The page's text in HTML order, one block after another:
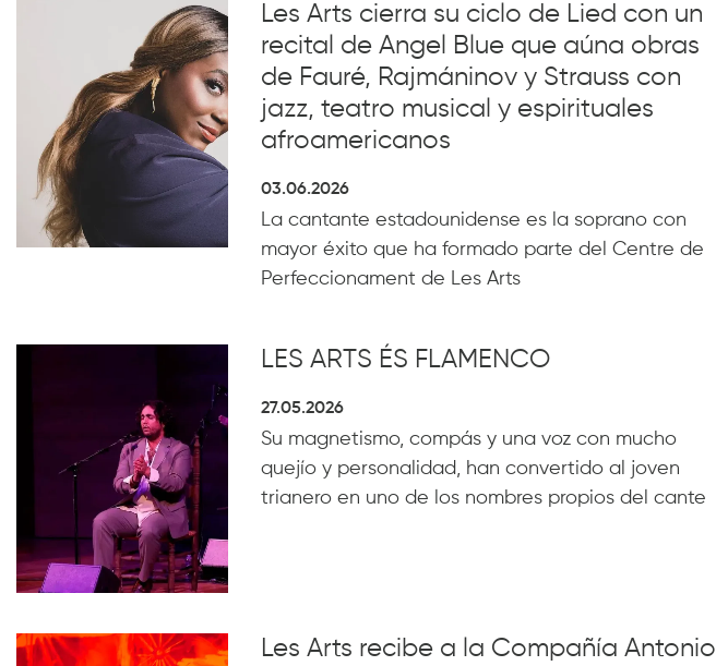
Les Arts cierra su ciclo de Lied con un
recital de Angel Blue que aúna obras
de Fauré, Rajmáninov y Strauss con
jazz, teatro musical y espirituales
afroamericanos
03.06.2026
La cantante estadounidense es la soprano con
mayor éxito que ha formado parte del Centre de
Perfeccionament de Les Arts
LES ARTS ÉS FLAMENCO
27.05.2026
Su magnetismo, compás y una voz con mucho
quejío y personalidad, han convertido al joven
trianero en uno de los nombres propios del cante
Les Arts recibe a la Compañía Antonio